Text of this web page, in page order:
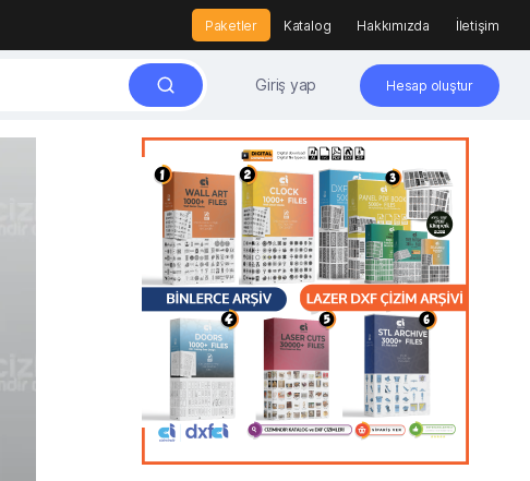
Paketler Katalog Hakkımızda İletişim
Giriş yap Hesap oluştur